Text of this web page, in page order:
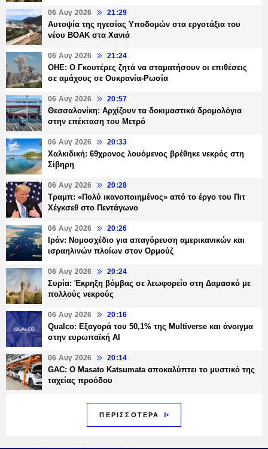
06 Αυγ 2026 21:29
Αυτοψία της ηγεσίας Υποδομών στα εργοτάξια του
νέου ΒΟΑΚ στα Χανιά
06 Αυγ 2026 21:24
ΟΗΕ: Ο Γκουτέρες ζητά να σταματήσουν οι επιθέσεις
σε αμάχους σε Ουκρανία-Ρωσία
06 Αυγ 2026 20:57
Θεσσαλονίκη: Αρχίζουν τα δοκιμαστικά δρομολόγια
στην επέκταση του Μετρό
06 Αυγ 2026 20:33
Χαλκιδική: 69χρονος λουόμενος βρέθηκε νεκρός στη
Σίβηρη
06 Αυγ 2026 20:28
Τραμπ: «Πολύ ικανοποιημένος» από το έργο του Πιτ
Χέγκσεθ στο Πεντάγωνο
06 Αυγ 2026 20:26
Ιράν: Νομοσχέδιο για απαγόρευση αμερικανικών και
ισραηλινών πλοίων στον Ορμούζ
06 Αυγ 2026 20:24
Συρία: Έκρηξη βόμβας σε λεωφορείο στη Δαμασκό με
πολλούς νεκρούς
06 Αυγ 2026 20:16
Qualco: Εξαγορά του 50,1% της Multiverse και άνοιγμα
στην ευρωπαϊκή AI
06 Αυγ 2026 20:14
GAC: Ο Masato Katsumata αποκαλύπτει το μυστικό της
ταχείας προόδου
ΠΕΡΙΣΣΟΤΕΡΑ